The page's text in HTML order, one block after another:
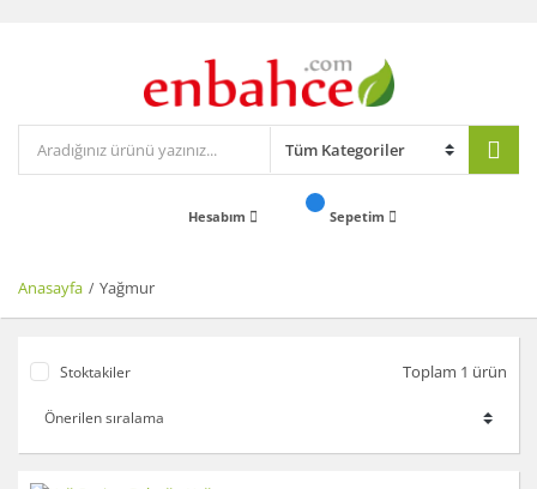
Hesabım Sepetim
Anasayfa Yağmur
Stoktakiler Toplam 1 ürün